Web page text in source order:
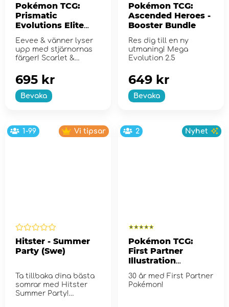
Pokémon TCG:
Prismatic
Evolutions Elite
Eevee & vänner lyser
upp med stjärnornas
färger! Scarlet &
Bevaka
695 kr
Pokémon TCG:
Ascended Heroes -
Booster Bundle
Res dig till en ny
utmaning! Mega
Evolution 2.5
Bevaka
649 kr
1-99 Vi tipsar
Hitster - Summer
Party (Swe)
Ta tillbaka dina bästa
somrar med Hitster
Summer Party!
2 Nyhet
Pokémon TCG:
First Partner
Illustration
Collection - Series
2
30 år med First Partner
Pokémon!